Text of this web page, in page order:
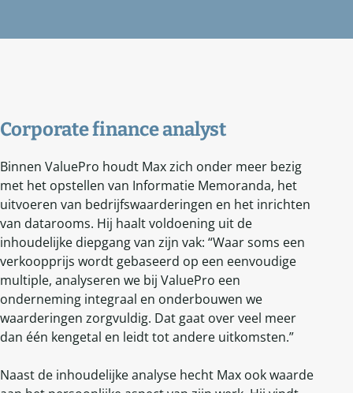
Corporate finance analyst
Binnen ValuePro houdt Max zich onder meer bezig
met het opstellen van Informatie Memoranda, het
uitvoeren van bedrijfswaarderingen en het inrichten
van datarooms. Hij haalt voldoening uit de
inhoudelijke diepgang van zijn vak: “Waar soms een
verkoopprijs wordt gebaseerd op een eenvoudige
multiple, analyseren we bij ValuePro een
onderneming integraal en onderbouwen we
waarderingen zorgvuldig. Dat gaat over veel meer
dan één kengetal en leidt tot andere uitkomsten.”
Naast de inhoudelijke analyse hecht Max ook waarde